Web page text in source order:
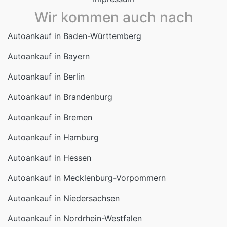
Wir kommen auch nach
Autoankauf in Baden-Württemberg
Autoankauf in Bayern
Autoankauf in Berlin
Autoankauf in Brandenburg
Autoankauf in Bremen
Autoankauf in Hamburg
Autoankauf in Hessen
Autoankauf in Mecklenburg-Vorpommern
Autoankauf in Niedersachsen
Autoankauf in Nordrhein-Westfalen